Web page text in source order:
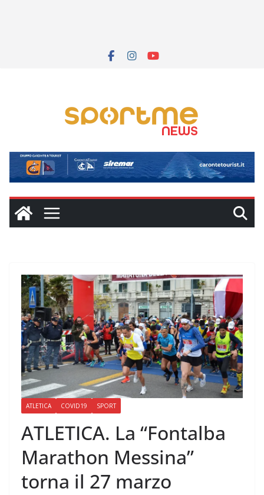
ATLETICA COVID19 SPORT
ATLETICA. La “Fontalba
Marathon Messina”
torna il 27 marzo